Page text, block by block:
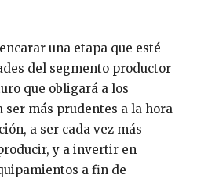
una etapa que esté
del segmento productor
que obligará a los
más prudentes a la hora
a ser cada vez más
y a invertir en
a fin de